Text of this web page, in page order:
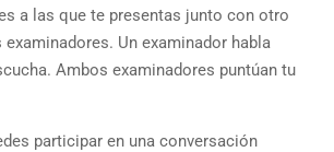
a las que te presentas junto con otro
Un examinador habla
Ambos examinadores puntúan tu
participar en una conversación